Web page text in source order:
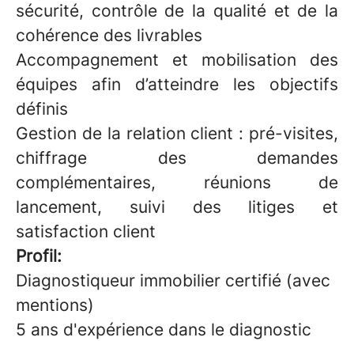
sécurité, contrôle de la qualité et de la
cohérence des livrables
Accompagnement et mobilisation des
équipes afin d’atteindre les objectifs
définis
Gestion de la relation client : pré-visites,
chiffrage des demandes
complémentaires, réunions de
lancement, suivi des litiges et
satisfaction client
Profil:
Diagnostiqueur immobilier certifié (avec
mentions)
5 ans d'expérience dans le diagnostic